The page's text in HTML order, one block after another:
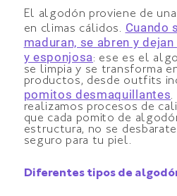
El algodón proviene de
en climas cálidos. Cuando
maduran, se abren y
y esponjosa : ese es el
se limpia y se transforma
productos, desde outfits
pomitos desmaquillantes.
realizamos procesos de
que cada pomito de
estructura, no se
seguro para tu piel.
Diferentes tipos de